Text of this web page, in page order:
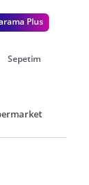
Plus
Sepetim